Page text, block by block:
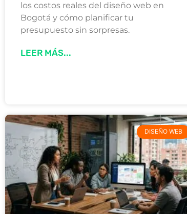
los costos reales del diseño web en
Bogotá y cómo planificar tu
presupuesto sin sorpresas.
LEER MÁS...
DISEÑO WEB